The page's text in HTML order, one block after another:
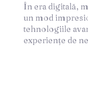
În era digitală,
un mod
tehnologiile
experiențe de